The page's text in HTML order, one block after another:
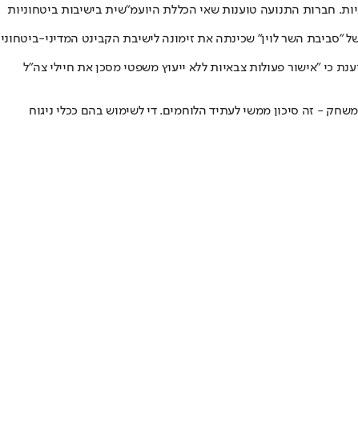
חברות התנועה טוענות שאי הכללת היועמ"שית בישיבות ביטחוניות
השר לוין" שכינתה את זימונה לישיבת הקבינט המדיני-ביטחוני
"אישור פעולות צבאיות ללא ייעוץ משפטי מסכן את חיילי צה"ל
- זה סיכון ממשי לעתיד הלוחמים. די לשימוש בהם ככלי ניגוח